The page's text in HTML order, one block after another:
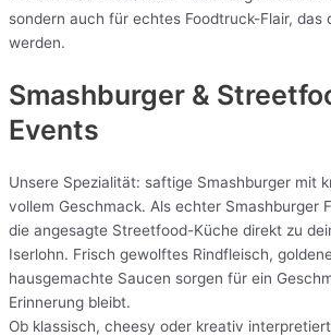
sondern auch für echtes Foodtruck-Flair, das
werden.
Smashburger &
Events
Unsere Spezialität: saftige Smashburger mit
vollem Geschmack. Als echter Smashburger
die angesagte Streetfood-Küche direkt zu
Iserlohn. Frisch gewolftes Rindfleisch,
hausgemachte Saucen sorgen für ein
Erinnerung bleibt.
Ob klassisch, cheesy oder kreativ